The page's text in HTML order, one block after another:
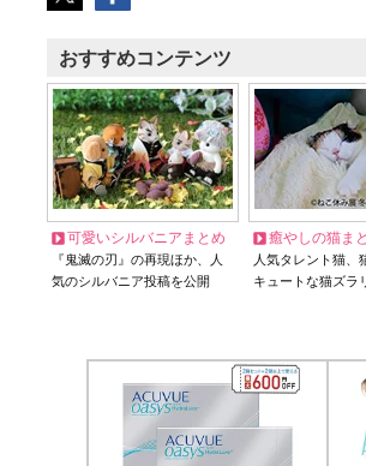
おすすめコンテンツ
可愛いシルバニアまとめ
『鬼滅の刃』の再現ほか、人
気のシルバニア投稿を公開
癒やしの猫ま
人気タレント猫
キュートな猫ズラ